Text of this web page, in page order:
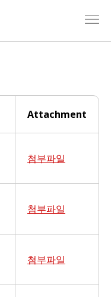
Attachment
첨부파일
첨부파일
첨부파일